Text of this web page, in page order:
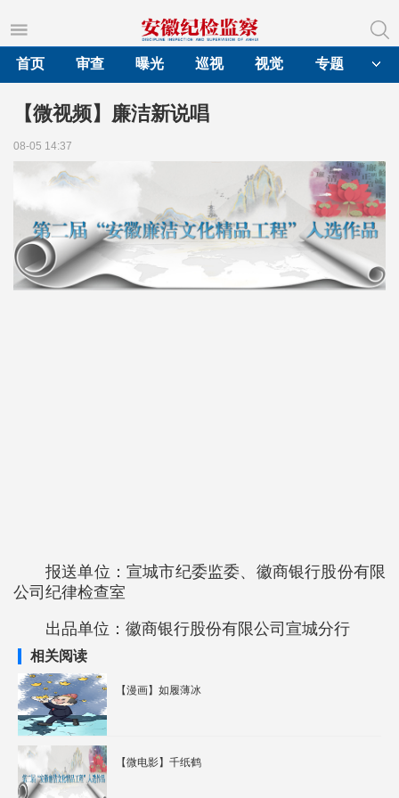
首页
审查 曝光 巡视 视觉 专题
【微视频】廉洁新说唱
08-05 14:37
报送单位： 宣城市纪委监委、徽商银行股份有限
公司纪律检查室
出品单位： 徽商银行股份有限公司宣城分行
相关阅读
【漫画】如履薄冰
【微电影】千纸鹤